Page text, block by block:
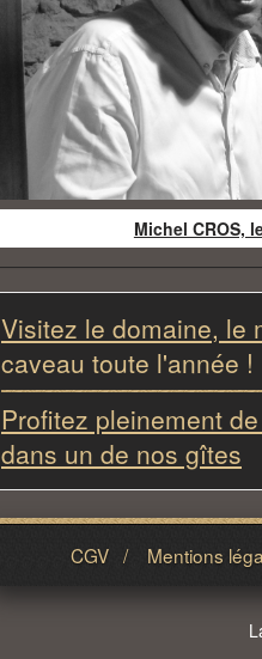
Michel CROS,
Visitez le domaine, le
caveau toute l'année !
Profitez pleinement
dans un de nos gîtes
CGV / Mentions